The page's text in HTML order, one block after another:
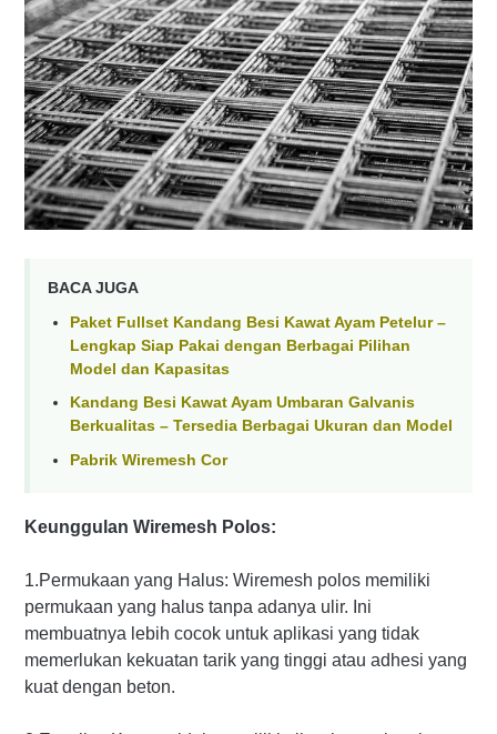
BACA JUGA
Paket Fullset Kandang Besi Kawat Ayam Petelur –
Lengkap Siap Pakai dengan Berbagai Pilihan
Model dan Kapasitas
Kandang Besi Kawat Ayam Umbaran Galvanis
Berkualitas – Tersedia Berbagai Ukuran dan Model
Pabrik Wiremesh Cor
Keunggulan Wiremesh Polos:
1.Permukaan yang Halus: Wiremesh polos memiliki
permukaan yang halus tanpa adanya ulir. Ini
membuatnya lebih cocok untuk aplikasi yang tidak
memerlukan kekuatan tarik yang tinggi atau adhesi yang
kuat dengan beton.